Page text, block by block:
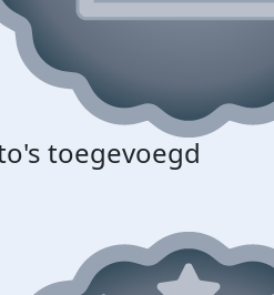
toegevoegd